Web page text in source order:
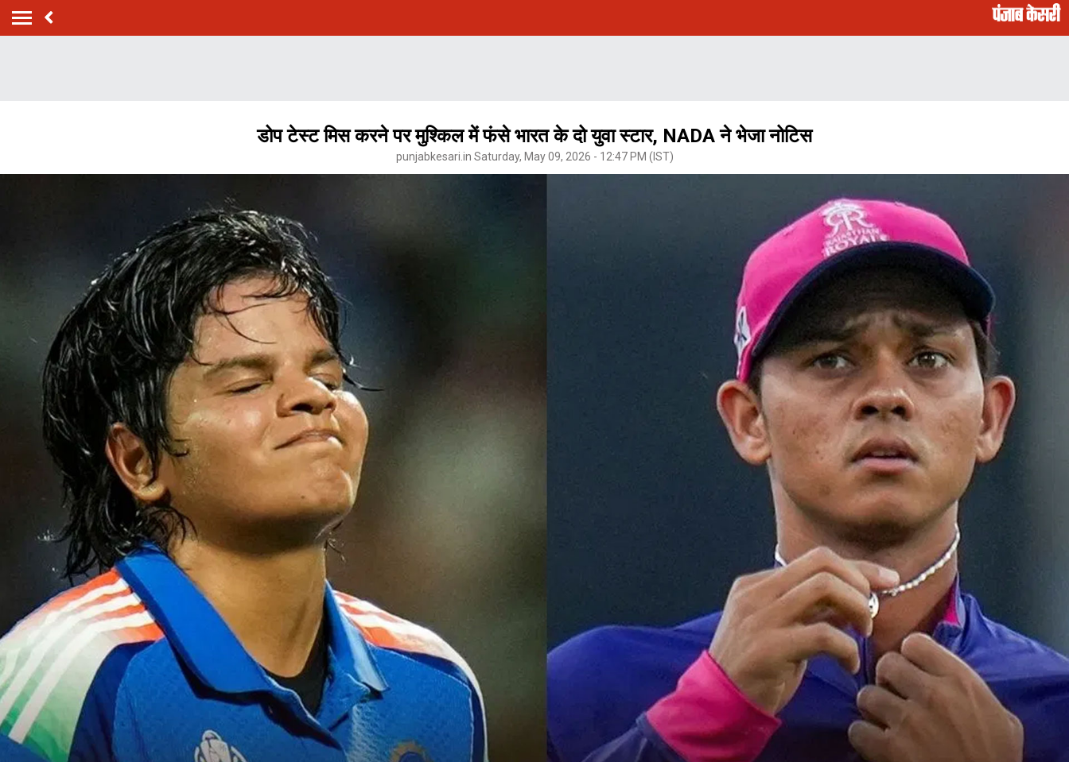
डोप टेस्ट मिस करने पर मुश्किल में फंसे भारत के दो युवा स्टार, NADA ने भेजा नोटिस
punjabkesari.in Saturday, May 09, 2026 - 12:47 PM (IST)